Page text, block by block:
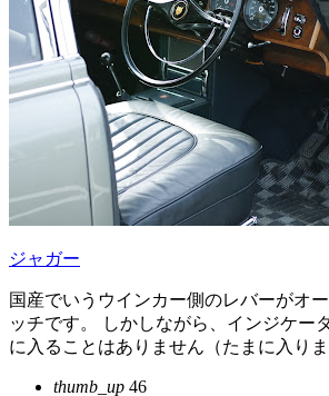
ジャガー
国産でいうウインカー側のレバーがオ
ッチです。 しかしながら、インジケー
に入ることはありません（たまに入り
thumb_up 46